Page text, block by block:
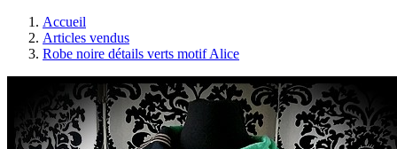
Accueil
Articles vendus
Robe noire détails verts motif Alice